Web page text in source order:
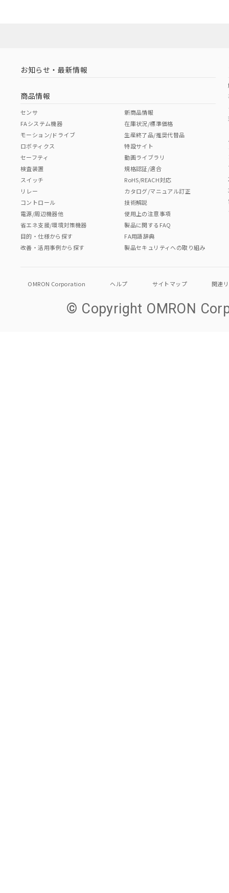
お知らせ・最新情報
商品情報
センサ
FAシステム機器
モーション/ドライブ
ロボティクス
セーフティ
検査装置
スイッチ
リレー
コントロール
電源/周辺機器他
省エネ支援/環境対策機器
目的・仕様から探す
改善・活用事例から探す
新商品情報
在庫状況/標準価格
生産終了品/推奨代替品
特設サイト
動画ライブラリ
規格認証/適合
RoHS/REACH対応
カタログ/マニュアル訂正
技術解説
使用上の注意事項
製品に関するFAQ
FA用語辞典
製品セキュリティへの取り組み
OMRON Corporation ヘルプ サイトマップ 関連
© Copyright OMRON